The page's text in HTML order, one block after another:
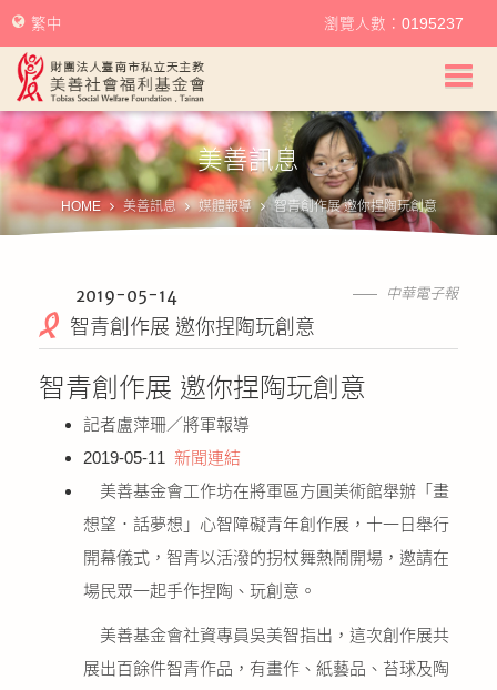
美善社會福利基金會首頁
關於美善
美善服務
幫助美善
我要捐款
捐款徵信
公益義賣
聯絡我們
友善連結
繁中 瀏覽人數：0195237
美善訊息
HOME 美善訊息 媒體報導 智青創作展 邀你捏陶玩創意
中華電子報
2019-05-14
智青創作展 邀你捏陶玩創意
智青創作展 邀你捏陶玩創意
記者盧萍珊／將軍報導
2019-05-11 新聞連結
美善基金會工作坊在將軍區方圓美術館舉辦「畫
想望．話夢想」心智障礙青年創作展，十一日舉行
開幕儀式，智青以活潑的拐杖舞熱鬧開場，邀請在
場民眾一起手作捏陶、玩創意。
美善基金會社資專員吳美智指出，這次創作展共
展出百餘件智青作品，有畫作、紙藝品、苔球及陶